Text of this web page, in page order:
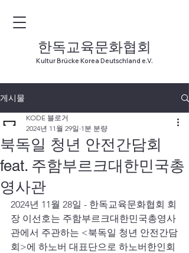
한독교육문화협회
Kultur Brücke Korea Deutschland e.V.
게시물
북독일 청년 안전간담회
feat. 주함부르크대한민국총
영사관
KODE 블로거
2024년 11월 29일 1분 분량
2024년 11월 28일 - 한독교육문화협회 회
장 이선호는 주함부르크대한민국총영사
관에서 주관하는 <북독일 청년 안전간담
회>에 하노버 대표단으로 하노버한인회